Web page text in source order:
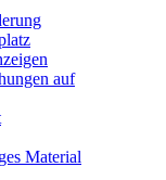
auf
Material